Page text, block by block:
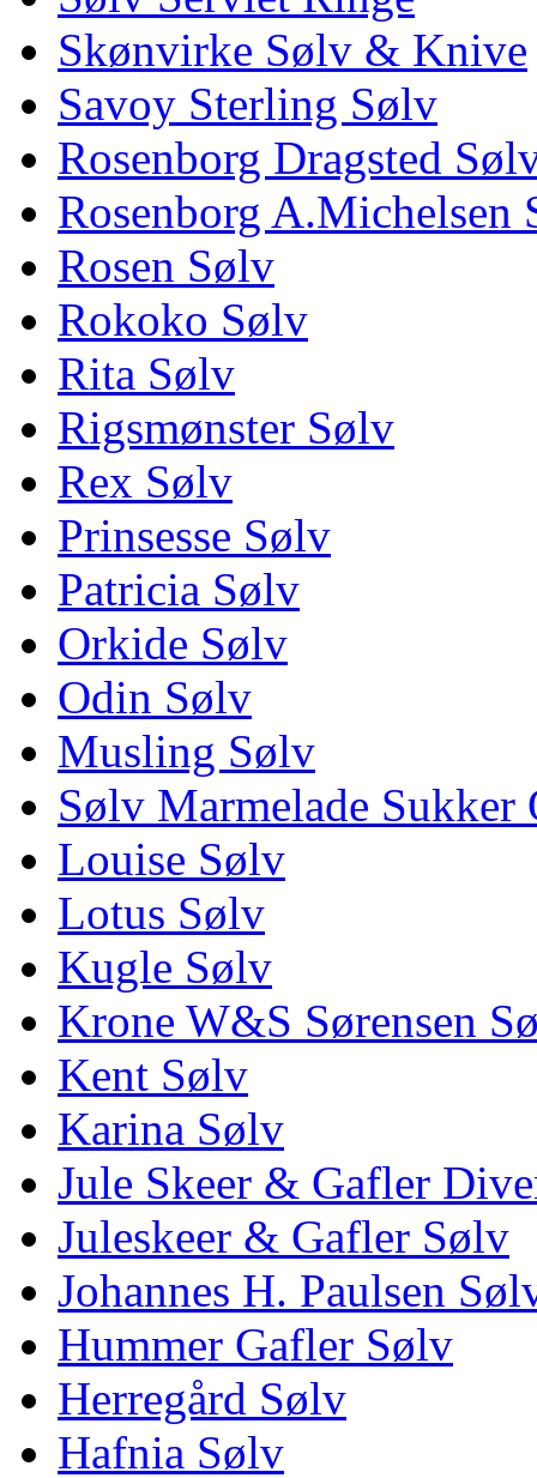
Skønvirke Sølv & Knive
Savoy Sterling Sølv
Rosenborg Dragsted
Rosenborg A.Michelsen
Rosen Sølv
Rokoko Sølv
Rita Sølv
Rigsmønster Sølv
Rex Sølv
Prinsesse Sølv
Patricia Sølv
Orkide Sølv
Odin Sølv
Musling Sølv
Sølv Marmelade Sukker
Louise Sølv
Lotus Sølv
Kugle Sølv
Krone W&S Sørensen
Kent Sølv
Karina Sølv
Jule Skeer & Gafler
Juleskeer & Gafler Sølv
Johannes H. Paulsen
Hummer Gafler Sølv
Herregård Sølv
Hafnia Sølv